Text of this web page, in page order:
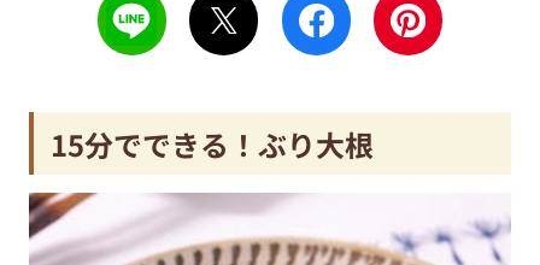
15分でできる！ぶり大根